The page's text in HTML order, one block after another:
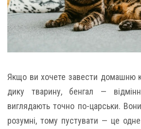
Якщо ви хочете завести домашню
дику тварину, бенгал —
виглядають точно по-царськи.
розумні, тому пустувати — це